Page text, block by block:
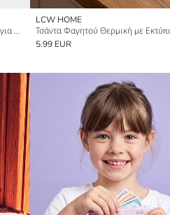
Τσάντα Ώμου με Ρυθμιζόμενο Λουρί για Άνδρες
LCW HOME
5.99 EUR